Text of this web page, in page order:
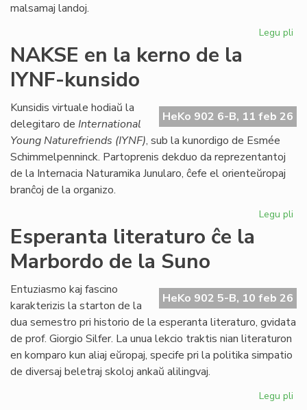
malsamaj landoj.
Legu pli
NAKSE en la kerno de la
IYNF-kunsido
HeKo 902 6-B, 11 feb 26
Kunsidis virtuale hodiaŭ la
delegitaro de International
Young Naturefriends (IYNF), sub la kunordigo de Esmée
Schimmelpenninck. Partoprenis dekduo da reprezentantoj
de la Internacia Naturamika Junularo, ĉefe el orienteŭropaj
branĉoj de la organizo.
Legu pli
de
Esperanta literaturo ĉe la
Marbordo de la Suno
HeKo 902 5-B, 10 feb 26
Entuziasmo kaj fascino
karakterizis la starton de la
dua semestro pri historio de la esperanta literaturo, gvidata
de prof. Giorgio Silfer. La unua lekcio traktis nian literaturon
en komparo kun aliaj eŭropaj, specife pri la politika simpatio
de diversaj beletraj skoloj ankaŭ alilingvaj.
Legu pli